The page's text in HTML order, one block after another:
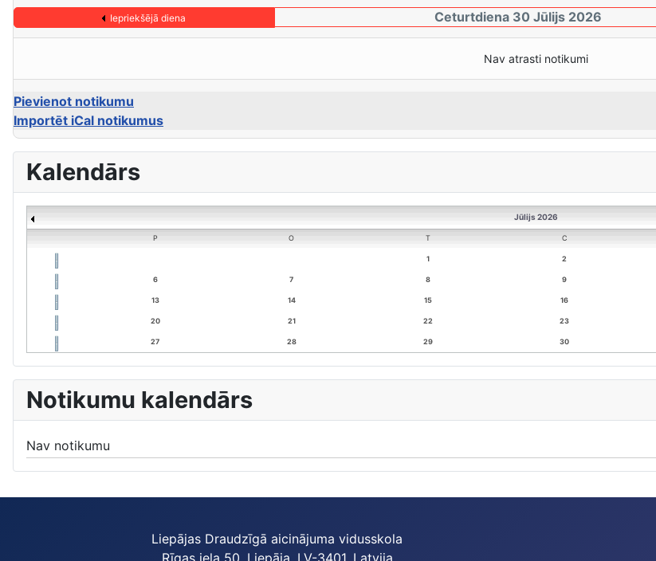
Iepriekšējā diena Ceturtdiena 30 Jūlijs 2026
Nav atrasti notikumi
Pievienot notikumu
Importēt iCal notikumus
Kalendārs
Jūlijs 2026
P O T C
1 2
6 7 8 9
13 14 15 16
20 21 22 23
27 28 29 30
Notikumu kalendārs
Nav notikumu
Liepājas Draudzīgā aicinājuma vidusskola